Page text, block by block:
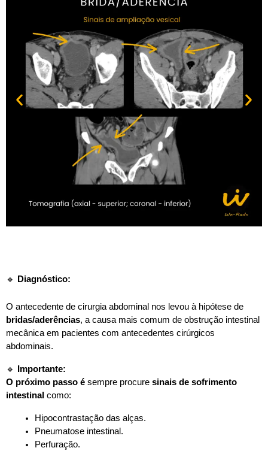
🔹 Diagnóstico:
O antecedente de cirurgia abdominal nos levou à hipótese de
bridas/aderências, a causa mais comum de obstrução intestinal
mecânica em pacientes com antecedentes cirúrgicos
abdominais.
🔹
Importante:
O próximo passo é sempre procure sinais de sofrimento
intestinal como:
Hipocontrastação das alças.
Pneumatose intestinal.
Perfuração.